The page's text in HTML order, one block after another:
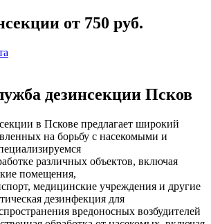
от 750 руб.
дезинсекции Псков
в Пскове предлагает широкий
на борьбу с насекомыми и
различных объектов, включая
помещения,
, медицинские учреждения и другие
дезинфекция для
вредоносных возбудителей